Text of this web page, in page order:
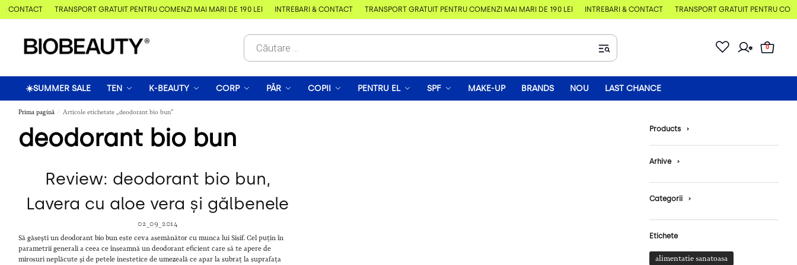
CONTACT TRANSPORT GRATUIT PENTRU COMENZI MAI MARI DE 190 LEI ÎNTREBĂRI & CONTACT TRANSPORT GRATUIT PENTRU COMENZI MAI MARI DE 190 LEI ÎNTREBĂRI & CONTACT TRANSPORT GRATUIT PENTRU
0
☀️SUMMER SALE TEN K-BEAUTY CORP PĂR COPII PENTRU EL SPF MAKE-UP BRANDS NOU LAST CHANCE
Prima pagină / Articole etichetate „deodorant bio bun”
deodorant bio bun
Review: deodorant bio bun,
Lavera cu aloe vera și gălbenele
02_09_2014
Să găsești un deodorant bio bun este ceva asemănător cu munca lui Sisif. Cel puțin în
parametrii generali a ceea ce înseamnă un deodorant eficient care să te apere de
mirosuri neplăcute și de petele inestetice de umezeală ce apar la subraț la suprafața
Products ›
Arhive ›
Categorii ›
Etichete
alimentatie sanatoasa